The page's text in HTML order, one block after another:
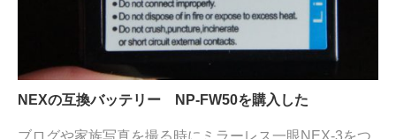
NEXの互換バッテリー NP-FW50を購入した
ブログや家族写真を撮る時にミラーレス一眼NEX-3をつ